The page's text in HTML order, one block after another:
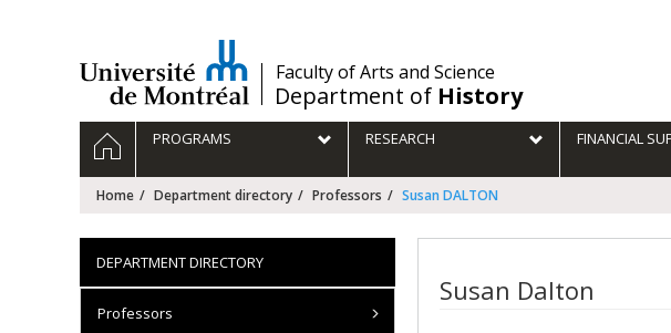
/Faculty of Arts and Science
Department of History
Navigation
principale
HOMEPROGRAMS RESEARCH FINANCIAL
Home Department directory Professors Susan DALTON
Susan Dalton
DEPARTMENT DIRECTORY
Professors